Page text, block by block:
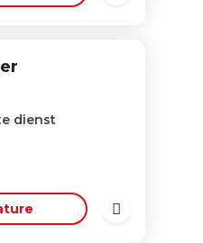
dienst